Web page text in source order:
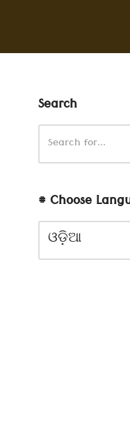
Search
# Choose